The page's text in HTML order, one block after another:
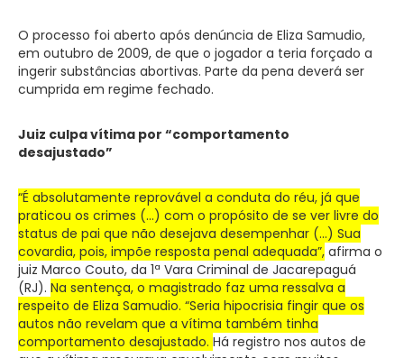
O processo foi aberto após denúncia de Eliza Samudio,
em outubro de 2009, de que o jogador a teria forçado a
ingerir substâncias abortivas. Parte da pena deverá ser
cumprida em regime fechado.
Juiz culpa vítima por “comportamento
desajustado”
“É absolutamente reprovável a conduta do réu, já que
praticou os crimes (…) com o propósito de se ver livre do
status de pai que não desejava desempenhar (…) Sua
covardia, pois, impõe resposta penal adequada”, afirma o
juiz Marco Couto, da 1ª Vara Criminal de Jacarepaguá
(RJ). Na sentença, o magistrado faz uma ressalva a
respeito de Eliza Samudio. “Seria hipocrisia fingir que os
autos não revelam que a vítima também tinha
comportamento desajustado. Há registro nos autos de